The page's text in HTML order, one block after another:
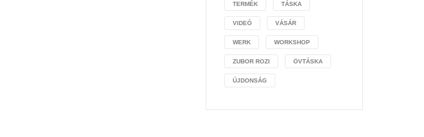
TERMÉK TÁSKA
VIDEÓ VÁSÁR
WERK WORKSHOP
ZUBOR ROZI ÖVTÁSKA
ÚJDONSÁG